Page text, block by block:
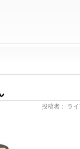
投稿者： ラ